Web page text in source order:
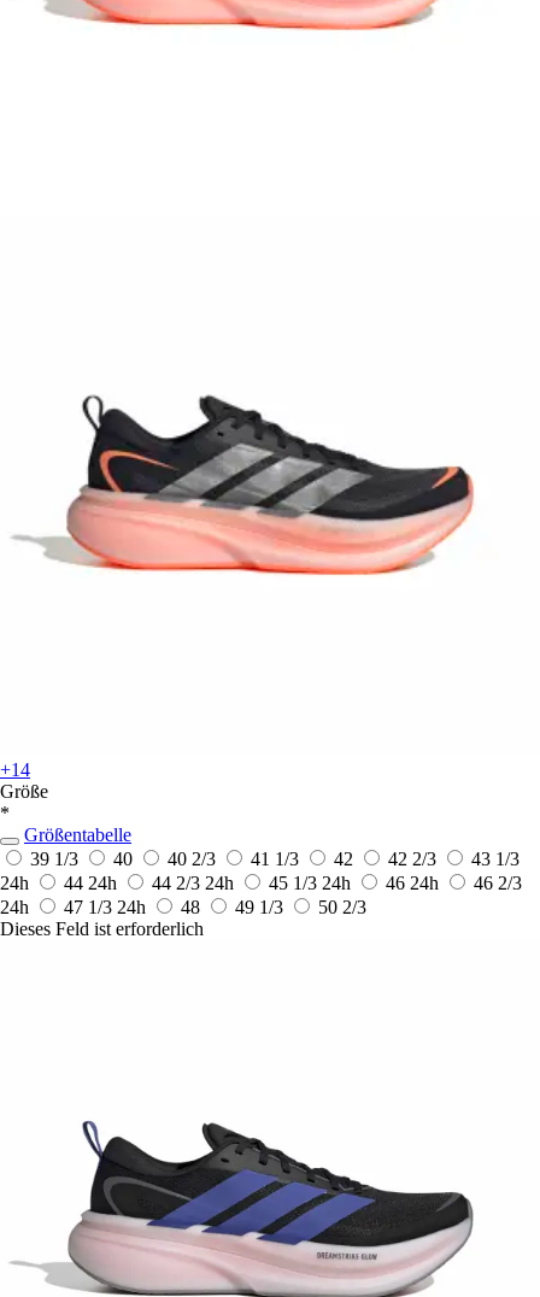
+14
Größe
*
Größentabelle
39 1/3
40 40 2/3 41 1/3 42 42 2/3
43 1/3
24h
44 24h 44 2/3 24h 45 1/3 24h 46 24h
46 2/3
24h
47 1/3 24h 48 49 1/3
50 2/3
Dieses Feld ist erforderlich